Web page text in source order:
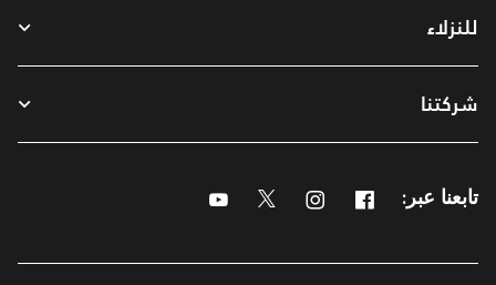
للنزلاء
شركتنا
تابعنا عبر: Facebook
Instagram
Twitter